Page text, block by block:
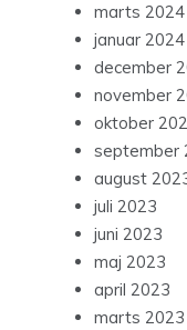
marts 2024
januar 2024
december
november
oktober
september
august
juli 2023
juni 2023
maj 2023
april 2023
marts 2023